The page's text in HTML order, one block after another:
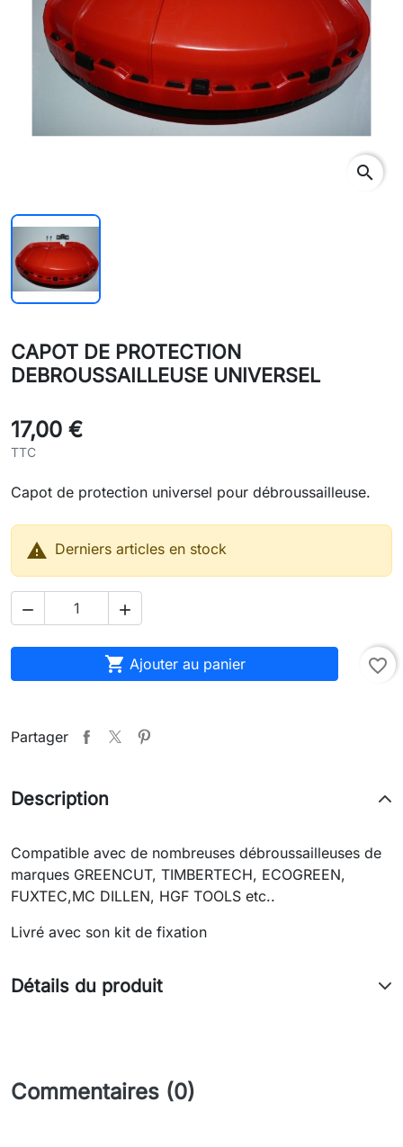
search
CAPOT DE PROTECTION
DEBROUSSAILLEUSE UNIVERSEL
17,00 €
TTC
Capot de protection universel pour débroussailleuse.
 Derniers articles en stock
 
 Ajouter au panier favorite_border
Partager
Description
Compatible avec de nombreuses débroussailleuses de
marques GREENCUT, TIMBERTECH, ECOGREEN,
FUXTEC,MC DILLEN, HGF TOOLS etc..
Livré avec son kit de fixation
Détails du produit
Commentaires (0)